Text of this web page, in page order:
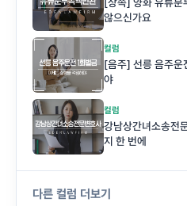
않으신가요
컬럼
[음주] 선릉 음주운
야
컬럼
강남상간녀소송전
지 한 번에
다른 컬럼 더보기